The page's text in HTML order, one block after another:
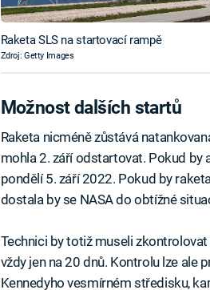
Raketa SLS na startovací rampě
Zdroj: Getty Images
Možnost dalších startů
Raketa nicméně zůstává
mohla 2. září odstartovat. Pokud by
pondělí 5. září 2022. Pokud by
dostala by se NASA do obtížné
Technici by totiž museli
vždy jen na 20 dnů. Kontrolu lze ale
Kennedyho vesmírném středisku,